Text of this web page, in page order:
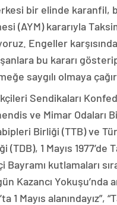
bir elinde karanfil,
(AYM) kararıyla
Engeller
bu kararı
saygılı olmaya
Sendikaları
ve Mimar Odaları
Birliği (TTB) ve
1 Mayıs 1977’de
Bayramı kutlamaları
Kazancı Yokuşu’nda
1 Mayıs alanındayız”,